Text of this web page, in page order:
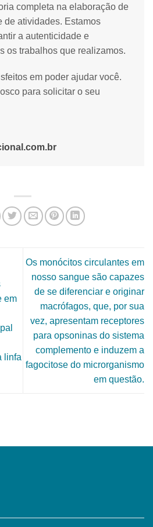
completa na elaboração de
de atividades. Estamos
a autenticidade e
os trabalhos que realizamos.
em poder ajudar você.
para solicitar o seu
em
linfa
Os monócitos circulantes em
nosso sangue são capazes
de se diferenciar e originar
macrófagos, que, por sua
vez, apresentam receptores
para opsoninas do sistema
complemento e induzem a
fagocitose do microrganismo
em questão.